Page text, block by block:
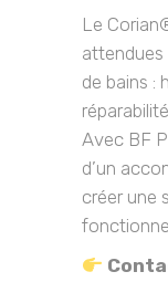
Le
attendues
de bains :
Avec BF
d’un
créer une